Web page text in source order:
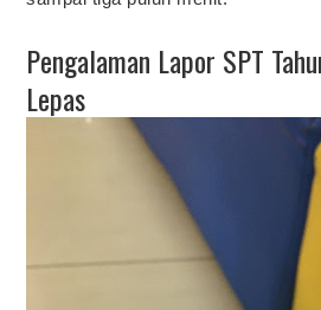
Pengalaman Lapor SPT
Lepas